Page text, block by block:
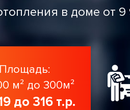
в доме от 9
Площадь:
м² до 300м²
до 316 т.р.